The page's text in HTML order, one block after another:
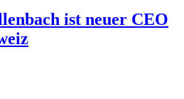
ist neuer CEO